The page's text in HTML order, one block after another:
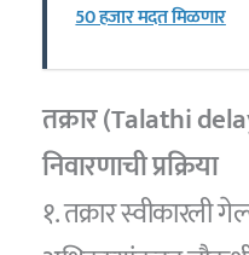
50 हजार मदत मिळणार
तक्रार (Talathi
निवारणाची प्रक्रिया
१. तक्रार स्वीकारली